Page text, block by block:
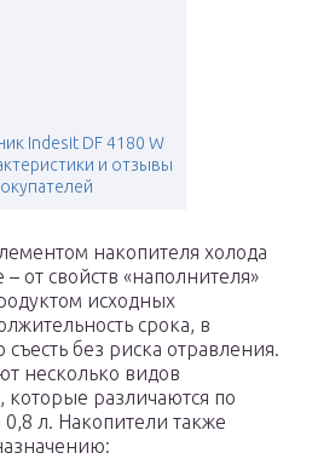
Indesit DF 4180 W
и отзывы
накопителя холода
от свойств «наполнителя»
исходных
срока, в
без риска отравления.
несколько видов
которые различаются по
л. Накопители также